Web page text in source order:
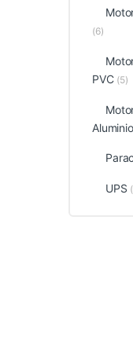
(6)
PVC (5)
Aluminio
UPS